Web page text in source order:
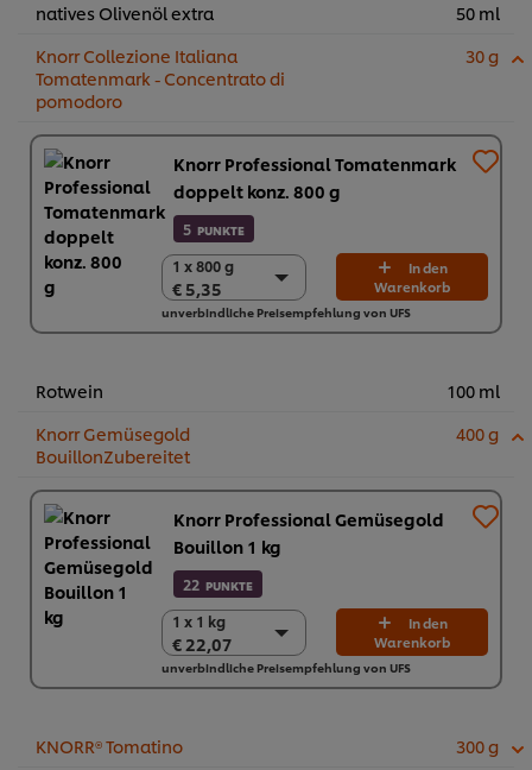
natives Olivenöl extra
50 ml
Knorr Collezione Italiana
Tomatenmark - Concentrato di
pomodoro
30 g
Knorr Professional Tomatenmark
doppelt konz. 800 g
5 PUNKTE
1 x 800 g
€ 5,35
1 x 800 g
€ 5,35
12 x 800 g
In den
Warenkorb
unverbindliche Preisempfehlung von UFS
Rotwein
100 ml
Knorr Gemüsegold
BouillonZubereitet
400 g
Knorr Professional Gemüsegold
Bouillon 1 kg
22 PUNKTE
1 x 1 kg
€ 22,07
1 x 1 kg
€ 22,07
6 x 1 kg
In den
Warenkorb
unverbindliche Preisempfehlung von UFS
KNORR® Tomatino
300 g